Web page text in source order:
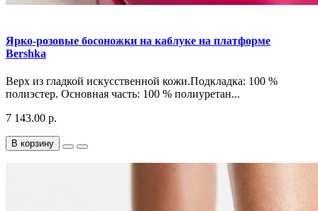
Ярко-розовые босоножки на каблуке на платформе
Bershka
Верх из гладкой искусственной кожи.Подкладка: 100 %
полиэстер. Основная часть: 100 % полиуретан...
7 143.00 р.
В корзину